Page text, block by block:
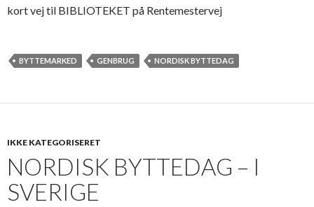
kort vej til BIBLIOTEKET på Rentemestervej
BYTTEMARKED GENBRUG NORDISK BYTTEDAG
IKKE KATEGORISERET
NORDISK BYTTEDAG – I
SVERIGE